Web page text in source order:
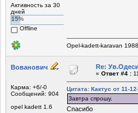
Активность за 30
дней
15%
Offline
Opel-kadett-karavan
Вованович
Карма: +6/-0
Сообщений: 904
opel kadett 1.6
Re:
« Ответ #4 :
Цитата: Кактус от 11-
Завтра спрошу.
Спасибо